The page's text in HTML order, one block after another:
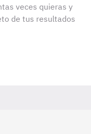
veces quieras y
de tus resultados